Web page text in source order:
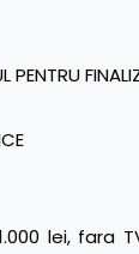
lei, fara